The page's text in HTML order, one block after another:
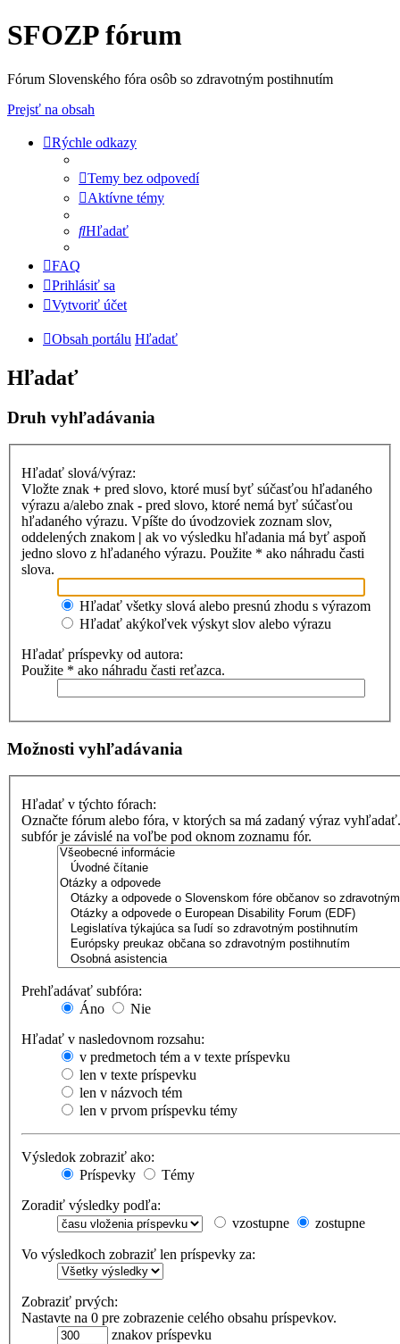
SFOZP fórum
Fórum Slovenského fóra osôb so zdravotným postihnutím
Prejsť na obsah
Rýchle odkazy
Temy bez odpovedí
Aktívne témy
Hľadať
FAQ
Prihlásiť sa
Vytvoriť účet
Obsah portálu Hľadať
Hľadať
Druh vyhľadávania
Hľadať slová/výraz:
Vložte znak + pred slovo, ktoré musí byť súčasťou hľadaného
výrazu a/alebo znak - pred slovo, ktoré nemá byť súčasťou
hľadaného výrazu. Vpíšte do úvodzoviek zoznam slov,
oddelených znakom | ak vo výsledku hľadania má byť aspoň
jedno slovo z hľadaného výrazu. Použite * ako náhradu časti
slova.
Hľadať všetky slová alebo presnú zhodu s výrazom
Hľadať akýkoľvek výskyt slov alebo výrazu
Hľadať príspevky od autora:
Použite * ako náhradu časti reťazca.
Možnosti vyhľadávania
Hľadať v týchto fórach:
Označte fórum alebo fóra, v ktorých sa má zadaný výraz
subfór je závislé na voľbe pod oknom zoznamu fór.
Prehľadávať subfóra:
Áno
Nie
Hľadať v nasledovnom rozsahu:
v predmetoch tém a v texte príspevku
len v texte príspevku
len v názvoch tém
len v prvom príspevku témy
Výsledok zobraziť ako:
Príspevky
Témy
Zoradiť výsledky podľa:
vzostupne
zostupne
Vo výsledkoch zobraziť len príspevky za:
Zobraziť prvých:
Nastavte na 0 pre zobrazenie celého obsahu príspevkov.
znakov príspevku